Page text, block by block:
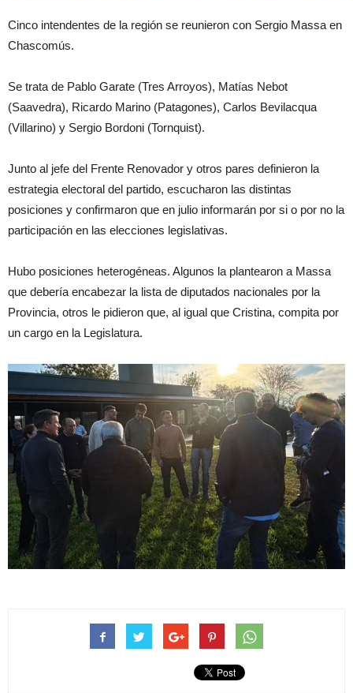
Cinco intendentes de la región se reunieron con Sergio Massa en
Chascomús.
Se trata de Pablo Garate (Tres Arroyos), Matías Nebot
(Saavedra), Ricardo Marino (Patagones), Carlos Bevilacqua
(Villarino) y Sergio Bordoni (Tornquist).
Junto al jefe del Frente Renovador y otros pares definieron la
estrategia electoral del partido, escucharon las distintas
posiciones y confirmaron que en julio informarán por si o por no la
participación en las elecciones legislativas.
Hubo posiciones heterogéneas. Algunos la plantearon a Massa
que debería encabezar la lista de diputados nacionales por la
Provincia, otros le pidieron que, al igual que Cristina, compita por
un cargo en la Legislatura.